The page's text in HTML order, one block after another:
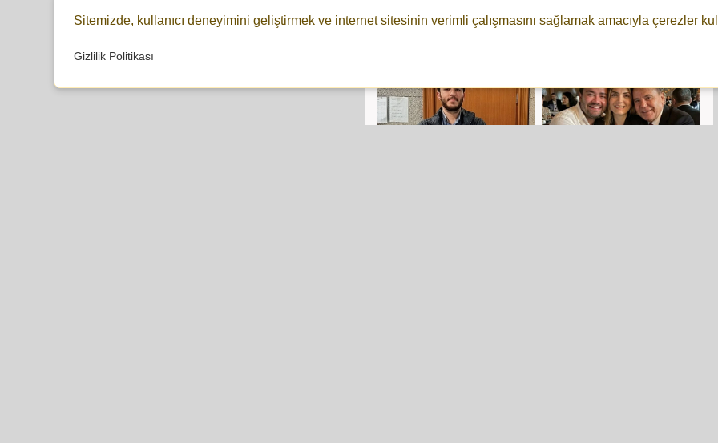
ortaya çıktı: Çarpıcı
‘Abdullah Gül’ ve
Adalet için artık
kaybedilecek bir
Sitemizde, kullanıcı deneyimini geliştirmek ve internet sitesinin verimli çalışmasını sağlamak amacıyla çerezler
Gizlilik Politikası